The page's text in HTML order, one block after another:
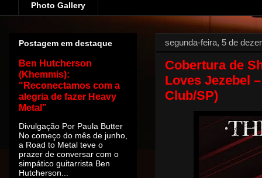
Photo Gallery
segunda-feira, 5 de
Cobertura de
Loves Jezebel
Club/SP)
Postagem em destaque
Ben Hutcherson
(Khemmis):
"Reconectamos com a
alegria de fazer Heavy
Metal”
Divulgação Por Paula Butter
No começo do mês de junho,
a Road to Metal teve o
prazer de conversar com o
simpático guitarrista Ben
Hutcherson...